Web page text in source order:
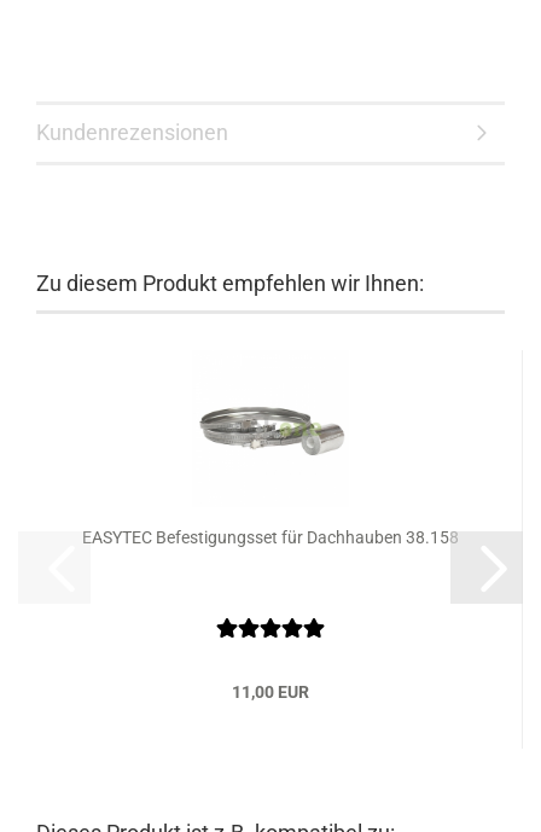
Kundenrezensionen
Zu diesem Produkt empfehlen wir Ihnen:
EASYTEC Befestigungsset für Dachhauben 38.158
11,00 EUR